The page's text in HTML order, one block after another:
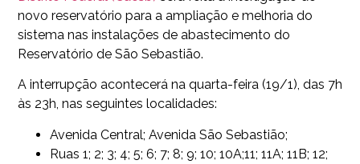
novo reservatório para a ampliação e melhoria do
sistema nas instalações de abastecimento do
Reservatório de São Sebastião.
A interrupção acontecerá na quarta-feira (19/1), das 7h
às 23h, nas seguintes localidades:
Avenida Central; Avenida São Sebastião;
Ruas 1; 2; 3; 4; 5; 6; 7; 8; 9; 10; 10A;11; 11A; 11B; 12;